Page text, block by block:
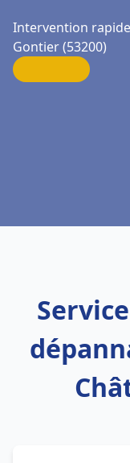
Intervention
Gontier (53200)